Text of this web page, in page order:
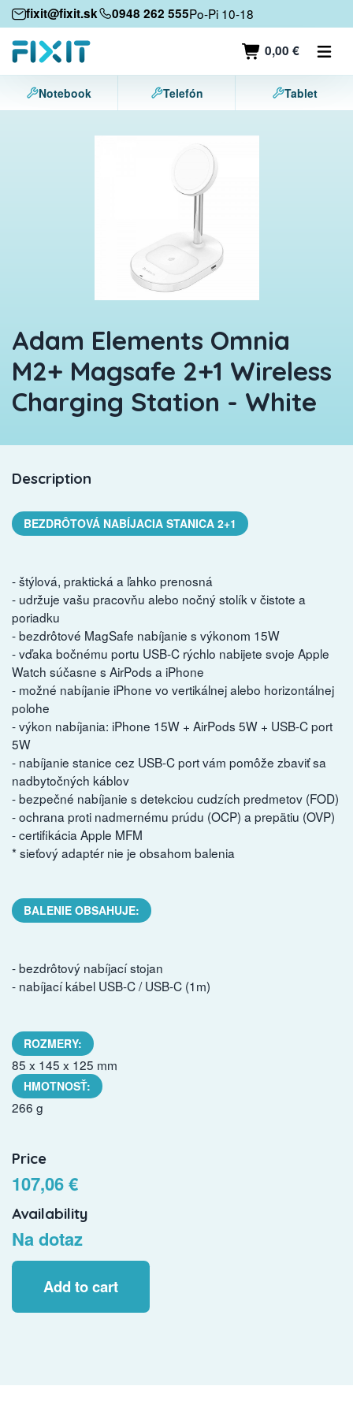
fixit@fixit.sk 0948 262 555Po-Pi 10-18
0,00 €
Mobile devices
Mobile phones
Tablets
Notebook Telefón Tablet
Adam Elements Omnia
M2+ Magsafe 2+1 Wireless
Charging Station - White
Description
BEZDRÔTOVÁ NABÍJACIA STANICA 2+1
- štýlová, praktická a ľahko prenosná
- udržuje vašu pracovňu alebo nočný stolík v čistote a
poriadku
- bezdrôtové MagSafe nabíjanie s výkonom 15W
- vďaka bočnému portu USB-C rýchlo nabijete svoje Apple
Watch súčasne s AirPods a iPhone
- možné nabíjanie iPhone vo vertikálnej alebo horizontálnej
polohe
- výkon nabíjania: iPhone 15W + AirPods 5W + USB-C port
5W
- nabíjanie stanice cez USB-C port vám pomôže zbaviť sa
nadbytočných káblov
- bezpečné nabíjanie s detekciou cudzích predmetov (FOD)
- ochrana proti nadmernému prúdu (OCP) a prepätiu (OVP)
- certifikácia Apple MFM
* sieťový adaptér nie je obsahom balenia
BALENIE OBSAHUJE:
- bezdrôtový nabíjací stojan
- nabíjací kábel USB-C / USB-C (1m)
ROZMERY:
85 x 145 x 125 mm
HMOTNOSŤ:
266 g
Price
107,06 €
Availability
Na dotaz
Add to cart